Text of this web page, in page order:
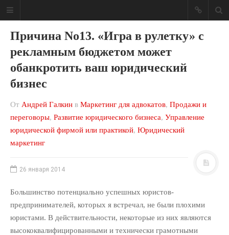
Блог о юридическом
Ваша юридическая фирма может
Консалтинг
Партнерам
Причина No13. «Игра в рулетку» с
рекламным бюджетом может
обанкротить ваш юридический
бизнес
От Андрей Галкин в Маркетинг для адвокатов, Продажи и
переговоры, Развитие юридического бизнеса, Управление
юридической фирмой или практикой, Юридический
маркетинг
26 января 2014
Большинство потенциально успешных юристов-
предпринимателей, которых я встречал, не были плохими
юристами. В действительности, некоторые из них являются
высококвалифицированными и технически грамотными